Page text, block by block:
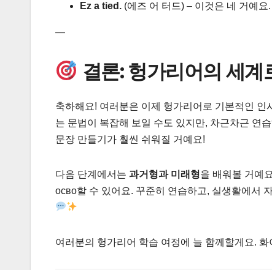
Ez a tied. (에즈 어 터드) – 이것은 네 거예요.
—
결론: 헝가리어의 세계
축하해요! 여러분은 이제 헝가리어로 기본적인
는 문법이 복잡해 보일 수도 있지만, 차근차근 연
문장 만들기가 훨씬 쉬워질 거예요!
다음 단계에서는 과거형과 미래형을 배워볼 거예
осво할 수 있어요. 꾸준히 연습하고, 실생활에서
여러분의 헝가리어 학습 여정에 늘 함께할게요. 화